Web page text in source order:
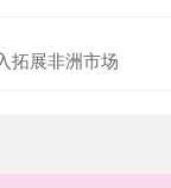
拓展非洲市场